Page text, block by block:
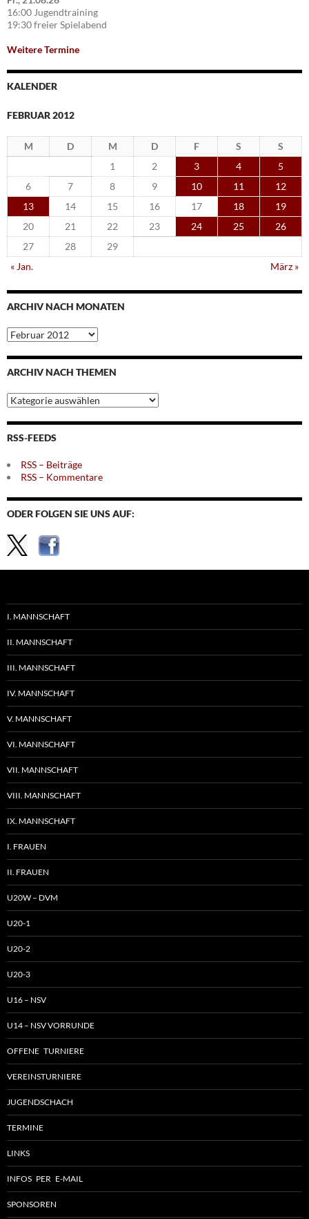
16:00 Jugendtraining
19:30 freier Spielabend
Weitere Termine
KALENDER
FEBRUAR 2012
M D M D F S
S
1
2 3 4
5
6
7 8 9 10 11
12
13
14 15 16 17 18
19
20
21 22 23 24 25
26
27
28
29
« Jan.
März »
ARCHIV NACH MONATEN
Archiv
nach
Monaten
ARCHIV NACH THEMEN
Archiv
nach
Themen
RSS-FEEDS
RSS – Beiträge
RSS – Kommentare
ODER FOLGEN SIE UNS AUF:
I. MANNSCHAFT
II. MANNSCHAFT
III. MANNSCHAFT
IV. MANNSCHAFT
V. MANNSCHAFT
VI. MANNSCHAFT
VII. MANNSCHAFT
VIII. MANNSCHAFT
IX. MANNSCHAFT
I. FRAUEN
II. FRAUEN
U20W – DVM
U20-1
U20-2
U20-3
U16 – NSV
U14 – NSV VORRUNDE
OFFENE TURNIERE
VEREINSTURNIERE
JUGENDSCHACH
TERMINE
LINKS
INFOS PER E-MAIL
SPONSOREN